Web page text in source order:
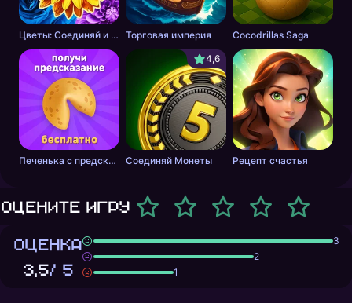
Цветы: Соединяй и Продавай Букеты! Торговая империя Cocodrillas Saga
Печенька с предсказанием
4,6
Соединяй Монеты Рецепт счастья
Оцените игру
ОЦЕНКА
3,5/ 5
3
2
1